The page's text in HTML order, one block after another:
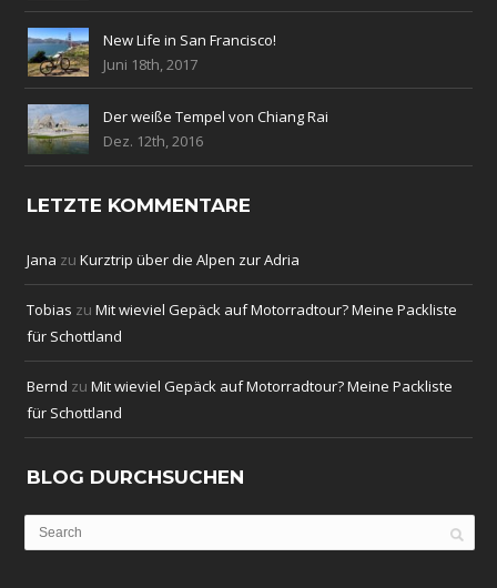
New Life in San Francisco!
Juni 18th, 2017
Der weiße Tempel von Chiang Rai
Dez. 12th, 2016
LETZTE KOMMENTARE
Jana zuKurztrip über die Alpen zur Adria
Tobias zuMit wieviel Gepäck auf Motorradtour? Meine Packliste
für Schottland
Bernd zuMit wieviel Gepäck auf Motorradtour? Meine Packliste
für Schottland
BLOG DURCHSUCHEN